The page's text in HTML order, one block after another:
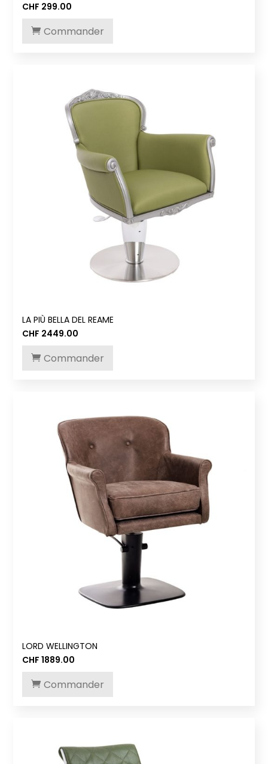
CHF 299.00
Commander
LA PIÙ BELLA DEL REAME
CHF 2449.00
Commander
LORD WELLINGTON
CHF 1889.00
Commander